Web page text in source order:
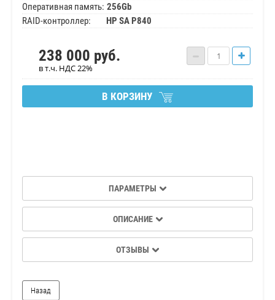
Оперативная память: 256Gb
RAID-контроллер:
HP SA P840
238 000 руб.
в т.ч. НДС 22%
В КОРЗИНУ
ПАРАМЕТРЫ
ОПИСАНИЕ
ОТЗЫВЫ
Назад